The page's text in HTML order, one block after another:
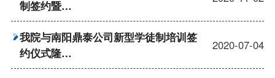
制签约暨…
我院与南阳鼎泰公司新型学徒制培训签
约仪式隆…
2020-07-04